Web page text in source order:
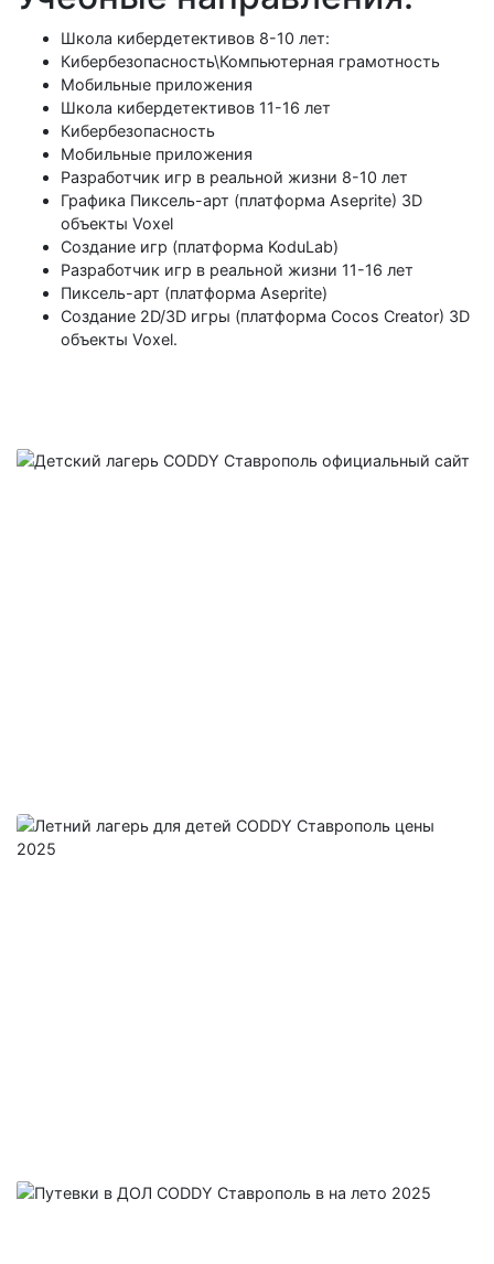
Школа кибердетективов 8-10 лет:
Кибербезопасность\Компьютерная грамотность
Мобильные приложения
Школа кибердетективов 11-16 лет
Кибербезопасность
Мобильные приложения
Разработчик игр в реальной жизни 8-10 лет
Графика Пиксель-арт (платформа Aseprite) 3D
объекты Voxel
Создание игр (платформа KoduLab)
Разработчик игр в реальной жизни 11-16 лет
Пиксель-арт (платформа Aseprite)
Создание 2D/3D игры (платформа Cocos Creator) 3D
объекты Voxel.